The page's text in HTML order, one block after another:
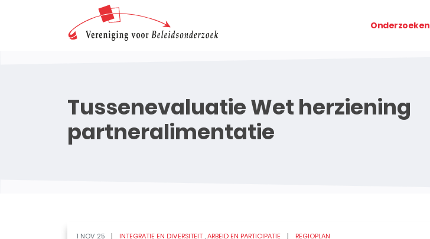
Onderzoeken
Tussenevaluatie Wet herziening
partneralimentatie
1 NOV 25 INTEGRATIE EN DIVERSITEIT ARBEID EN PARTICIPATIE REGIOPLAN